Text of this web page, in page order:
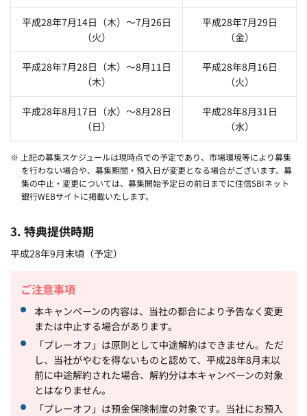
平成28年7月14日（木）～7月26日
（火）
平成28年7月29日
（金）
平成28年7月28日（木）～8月11日
（木）
平成28年8月16日
（火）
平成28年8月17日（水）～8月28日
（日）
平成28年8月31日
（水）
※ 上記の募集スケジュールは現時点での予定であり、市場環境等により募集
を行わない場合や、募集期間・預入日が変更となる場合がございます。募
集の中止・変更については、募集開始予定日の前日までに住信SBIネット
銀行WEBサイトに掲載いたします。
3. 特典提供時期
平成28年9月末頃（予定）
ご注意事項
本キャンペーンの内容は、当社の都合により予告なく変更
または中止する場合があります。
「プレーオフ」は原則として中途解約はできません。ただ
し、当社がやむを得ないものと認めて、平成28年8月末以
前に中途解約された場合、解約分は本キャンペーンの対象
とはなりません。
「プレーオフ」は預金保険制度の対象です。当社にお預入